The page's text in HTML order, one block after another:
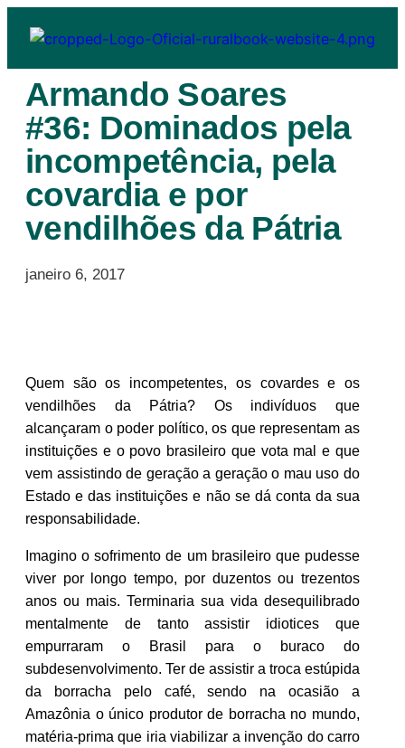
Armando Soares
#36: Dominados pela
incompetência, pela
covardia e por
vendilhões da Pátria
janeiro 6, 2017
Quem são os incompetentes, os covardes e os
vendilhões da Pátria? Os indivíduos que
alcançaram o poder político, os que representam as
instituições e o povo brasileiro que vota mal e que
vem assistindo de geração a geração o mau uso do
Estado e das instituições e não se dá conta da sua
responsabilidade.
Imagino o sofrimento de um brasileiro que pudesse
viver por longo tempo, por duzentos ou trezentos
anos ou mais. Terminaria sua vida desequilibrado
mentalmente de tanto assistir idiotices que
empurraram o Brasil para o buraco do
subdesenvolvimento. Ter de assistir a troca estúpida
da borracha pelo café, sendo na ocasião a
Amazônia o único produtor de borracha no mundo,
matéria-prima que iria viabilizar a invenção do carro